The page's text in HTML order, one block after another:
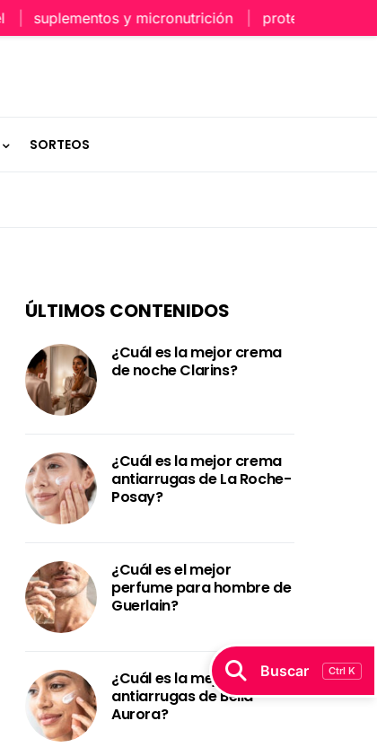
suplementos y micronutrición protección capilar
SORTEOS
ÚLTIMOS CONTENIDOS
¿Cuál es la mejor crema
de noche Clarins?
¿Cuál es la mejor crema
antiarrugas de La Roche-
Posay?
¿Cuál es el mejor
perfume para hombre de
Guerlain?
¿Cuál es la mejor crema
antiarrugas de Bella
Aurora?
Buscar Ctrl K